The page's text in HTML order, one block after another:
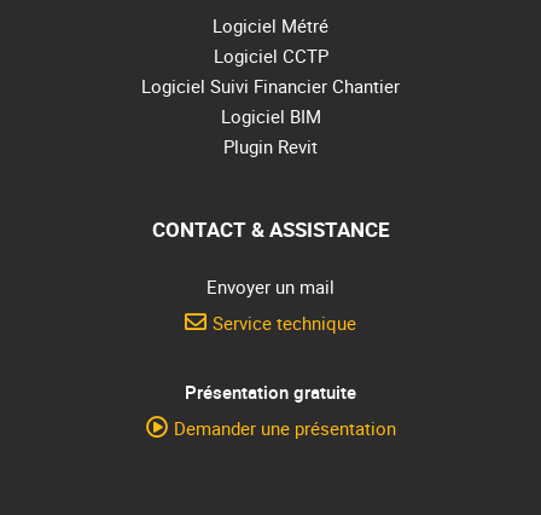
Logiciel Métré
Logiciel CCTP
Logiciel Suivi Financier Chantier
Logiciel BIM
Plugin Revit
CONTACT & ASSISTANCE
Envoyer un mail
Service technique
Présentation gratuite
Demander une présentation